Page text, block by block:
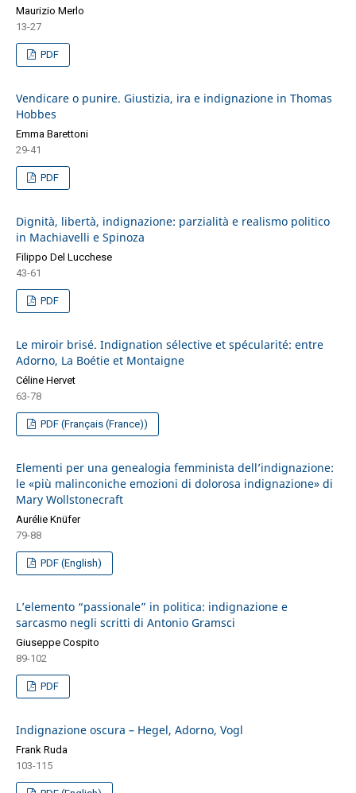
Maurizio Merlo
13-27
PDF
Vendicare o punire. Giustizia, ira e indignazione in Thomas
Hobbes
Emma Barettoni
29-41
PDF
Dignità, libertà, indignazione: parzialità e realismo politico
in Machiavelli e Spinoza
Filippo Del Lucchese
43-61
PDF
Le miroir brisé. Indignation sélective et spécularité: entre
Adorno, La Boétie et Montaigne
Céline Hervet
63-78
PDF (Français (France))
Elementi per una genealogia femminista dell’indignazione:
le «più malinconiche emozioni di dolorosa indignazione» di
Mary Wollstonecraft
Aurélie Knüfer
79-88
PDF (English)
L’elemento “passionale” in politica: indignazione e
sarcasmo negli scritti di Antonio Gramsci
Giuseppe Cospito
89-102
PDF
Indignazione oscura – Hegel, Adorno, Vogl
Frank Ruda
103-115